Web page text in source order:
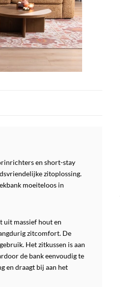
en short-stay
zitoplossing.
moeiteloos in
uit massief hout en
zitcomfort. De
Het zitkussen is aan
de bank eenvoudig te
en draagt bij aan het